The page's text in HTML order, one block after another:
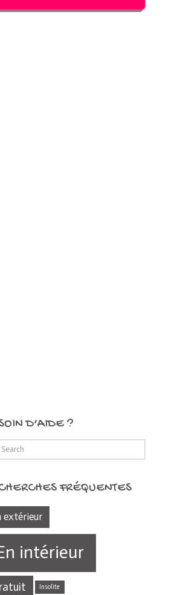
D’AIDE ?
FRÉQUENTES
extérieur
intérieur
Insolite